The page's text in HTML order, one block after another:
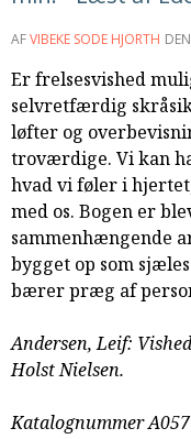
2.0:
Nyheder
3.0:
Kalender
Lydbibliotek
5.0:
Lydbøger
til
udlån
6.0:
Bibelen
7.0:
Arrangementer
7.1:
7.2:
Nordisk
samarbejde
KABB!
9.0:
Links
Næste
AFVIBEKE SODE HJORTH DEN
Er frelsesvished
selvretfærdig
løfter og
troværdige. Vi kan
hvad vi føler i
med os. Bogen er
sammenhængende
bygget op som
bærer præg af
Andersen, Leif:
Holst Nielsen.
Katalognummer A057